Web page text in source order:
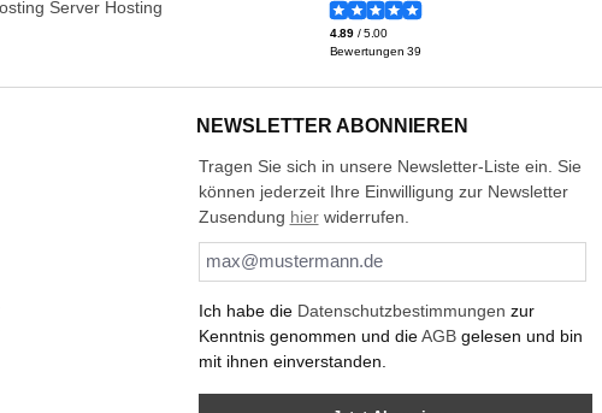
NEWSLETTER ABONNIEREN
Tragen Sie sich in unsere Newsletter-Liste ein. Sie
können jederzeit Ihre Einwilligung zur Newsletter
Zusendung hierwiderrufen.
Ich habe die Datenschutzbestimmungen zur
Kenntnis genommen und dieAGBgelesen und bin
mit ihnen einverstanden.